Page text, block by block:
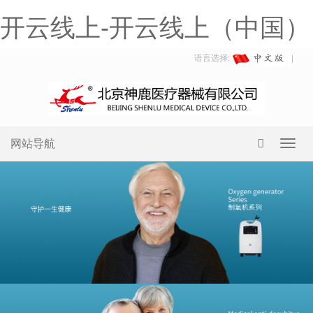
开云线上-开云线上（中国）
语言选择:
网站导航